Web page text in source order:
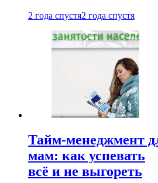
2 года спустя2 года спустя
Тайм-менеджмент
мам: как успевать
всё и не выгореть